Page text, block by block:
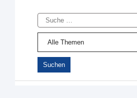
Suche